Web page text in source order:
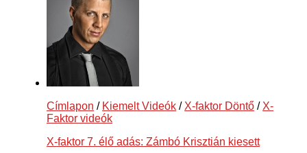
Címlapon / Kiemelt Videók / X-faktor Döntő / X-
Faktor videók
X-faktor 7. élő adás: Zámbó Krisztián kiesett